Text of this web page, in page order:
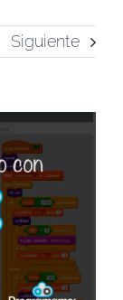
Siguiente